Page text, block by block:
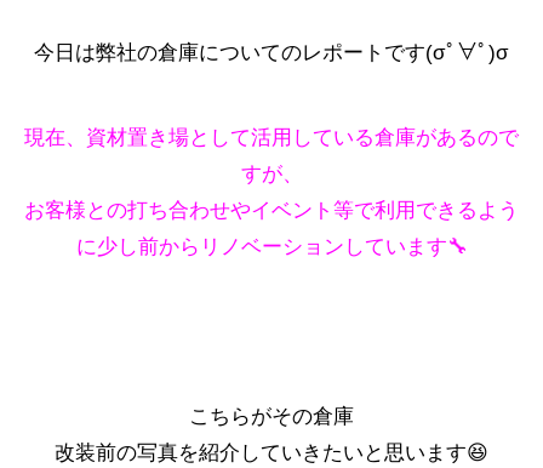
今日は弊社の倉庫についてのレポートです(σﾟ∀ﾟ)σ
現在、資材置き場として活用している倉庫があるので
すが、
お客様との打ち合わせやイベント等で利用できるよう
に少し前からリノベーションしています🔧
こちらがその倉庫
改装前の写真を紹介していきたいと思います😆